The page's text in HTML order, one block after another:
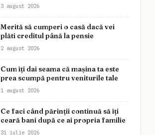
3 august 2026
Merită să cumperi o casă dacă vei
plăti creditul până la pensie
2 august 2026
Cum îți dai seama că mașina ta este
prea scumpă pentru veniturile tale
1 august 2026
Ce faci când părinții continuă să îți
ceară bani după ce ai propria familie
31 iulie 2026